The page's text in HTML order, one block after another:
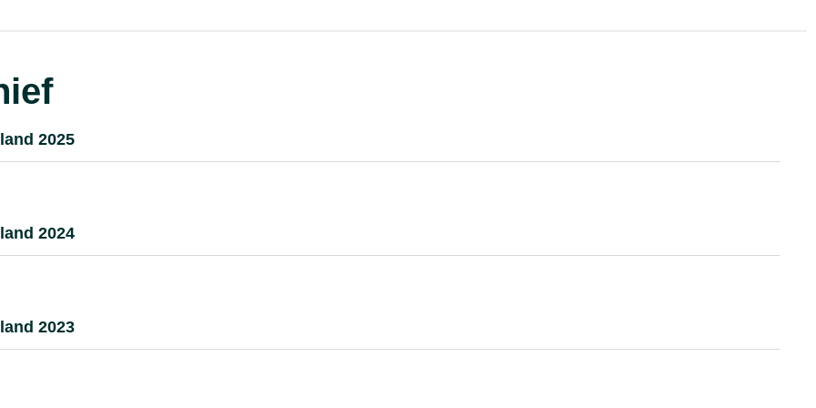
2025
2024
2023